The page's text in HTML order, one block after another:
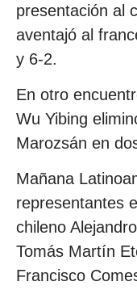
presentación al
aventajó al
y 6-2.
En otro
Wu Yibing
Marozsán en
Mañana
representantes
chileno
Tomás Martín
Francisco